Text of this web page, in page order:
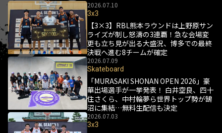
2026.07.10
3x3
【3×3】RBL熊本ラウンドは上野原サン
ライズが制し怒濤の3連覇！急な会場変
更も立ち見が出る大盛況、博多での最終
決戦へ進む8チームが確定
2026.07.09
Skateboard
「MURASAKI SHONAN OPEN 2026」豪
華出場選手が一挙発表！ 白井空良、四十
住さくら、中村輪夢ら世界トップ勢が鵠
沼に集結…無料生配信も決定
2026.07.03
3x3